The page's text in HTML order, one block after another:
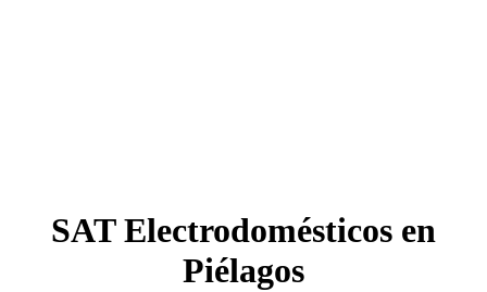
SAT Electrodomésticos en
Piélagos